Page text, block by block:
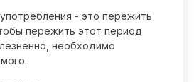
- это пережить
пережить этот период
необходимо